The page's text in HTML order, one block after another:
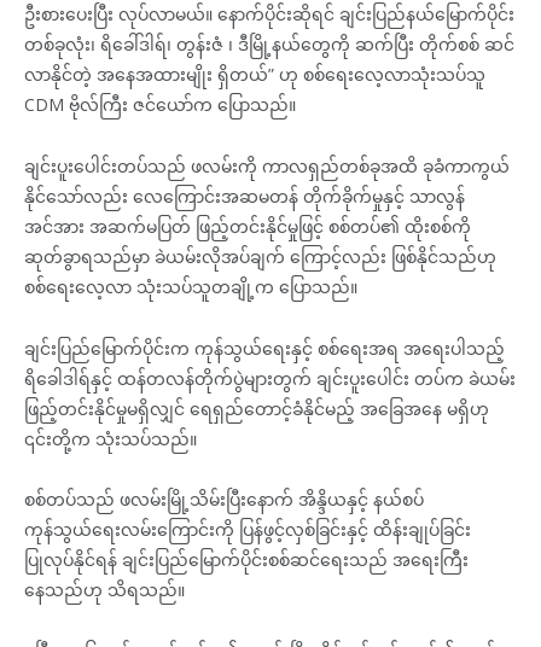
ဦးစားပေးပြီး လုပ်လာမယ်။ နောက်ပိုင်းဆိုရင် ချင်းပြည်နယ်မြောက်ပိုင်း
တစ်ခုလုံး၊ ရိခေါ်ဒါရ်၊ တွန်းဇံ ၊ ဒီမြို့နယ်တွေကို ဆက်ပြီး တိုက်စစ် ဆင်
လာနိုင်တဲ့ အနေအထားမျိုး ရှိတယ်” ဟု စစ်ရေးလေ့လာသုံးသပ်သူ
CDM ဗိုလ်ကြီး ဇင်ယော်က ပြောသည်။
ချင်းပူးပေါင်းတပ်သည် ဖလမ်းကို ကာလရှည်တစ်ခုအထိ ခုခံကာကွယ်
နိုင်သော်လည်း လေကြောင်းအဆမတန် တိုက်ခိုက်မှုနှင့် သာလွန်
အင်အား အဆက်မပြတ် ဖြည့်တင်းနိုင်မှုဖြင့် စစ်တပ်၏ ထိုးစစ်ကို
ဆုတ်ခွာရသည်မှာ ခဲယမ်းလိုအပ်ချက် ကြောင့်လည်း ဖြစ်နိုင်သည်ဟု
စစ်ရေးလေ့လာ သုံးသပ်သူတချို့က ပြောသည်။
ချင်းပြည်မြောက်ပိုင်းက ကုန်သွယ်ရေးနှင့် စစ်ရေးအရ အရေးပါသည့်
ရိခေါဒါရ်နှင့် ထန်တလန်တိုက်ပွဲများတွက် ချင်းပူးပေါင်း တပ်က ခဲယမ်း
ဖြည့်တင်းနိုင်မှုမရှိလျှင် ရေရှည်တောင့်ခံနိုင်မည့် အခြေအနေ မရှိဟု
၎င်းတို့က သုံးသပ်သည်။
စစ်တပ်သည် ဖလမ်းမြို့သိမ်းပြီးနောက် အိန္ဒိယနှင့် နယ်စပ်
ကုန်သွယ်ရေးလမ်းကြောင်းကို ပြန်ဖွင့်လှစ်ခြင်းနှင့် ထိန်းချုပ်ခြင်း
ပြုလုပ်နိုင်ရန် ချင်းပြည်မြောက်ပိုင်းစစ်ဆင်ရေးသည် အရေးကြီး
နေသည်ဟု သိရသည်။